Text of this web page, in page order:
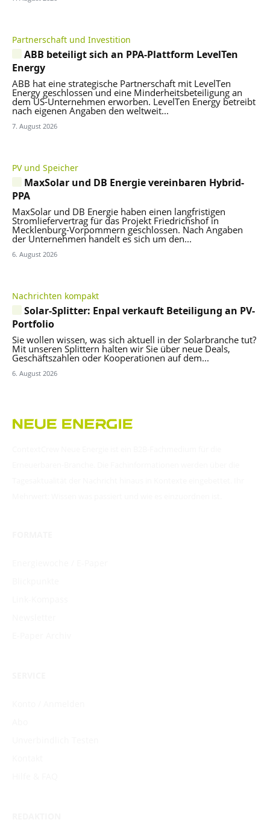
Partnerschaft und Investition
ABB beteiligt sich an PPA-Plattform LevelTen
Energy
ABB hat eine strategische Partnerschaft mit LevelTen
Energy geschlossen und eine Minderheitsbeteiligung an
dem US-Unternehmen erworben. LevelTen Energy betreibt
nach eigenen Angaben den weltweit...
7. August 2026
PV und Speicher
MaxSolar und DB Energie vereinbaren Hybrid-
PPA
MaxSolar und DB Energie haben einen langfristigen
Stromliefervertrag für das Projekt Friedrichshof in
Mecklenburg-Vorpommern geschlossen. Nach Angaben
der Unternehmen handelt es sich um den...
6. August 2026
Nachrichten kompakt
Solar-Splitter: Enpal verkauft Beteiligung an PV-
Portfolio
Sie wollen wissen, was sich aktuell in der Solarbranche tut?
Mit unseren Splittern halten wir Sie über neue Deals,
Geschäftszahlen oder Kooperationen auf dem...
6. August 2026